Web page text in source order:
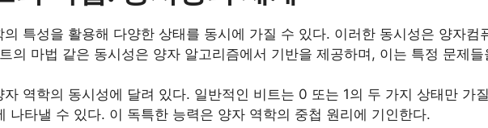
특성을 활용해 다양한 상태를 동시에 가질 수 있다. 이러한 동시성은 양자
의 마법 같은 동시성은 양자 알고리즘에서 기반을 제공하며, 이는 특정 문제
역학의 동시성에 달려 있다. 일반적인 비트는 0 또는 1의 두 가지 상태만 가
나타낼 수 있다. 이 독특한 능력은 양자 역학의 중첩 원리에 기인한다.